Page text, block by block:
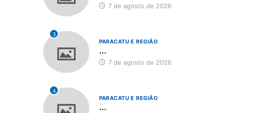
7 de agosto de 2026
3
PARACATU E REGIÃO
...
7 de agosto de 2026
4
PARACATU E REGIÃO
...